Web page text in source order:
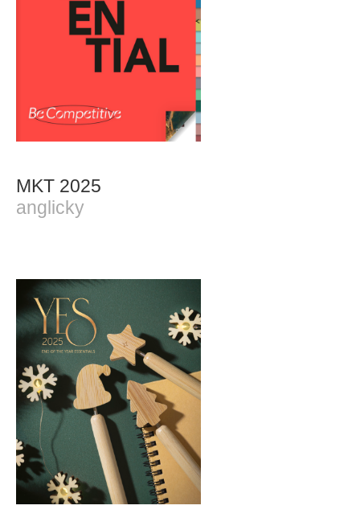
MKT 2025
anglicky